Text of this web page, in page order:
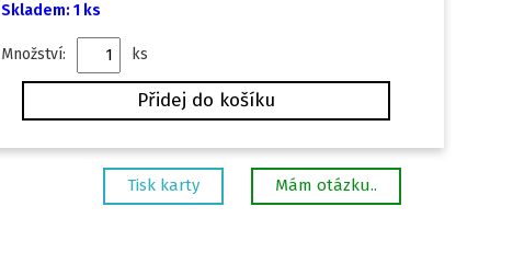
Skladem: 1 ks
Množství: ks
Tisk karty Mám otázku..